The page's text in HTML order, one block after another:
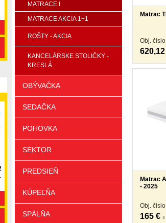
Matrac
Obj.
Matrac
- 2025
Obj.
165 € s
MATRACE I
MATRACE AKCIA 1+1
ROŠTY - AKCIA
KANCELÁRSKE STOLIČKY -
KRESLÁ
OBÝVAČKA
SEDAČKA
POHOVKA
SEKTOR
PREDSIEŇ
KÚPEĽŇA
SPÁLŇA